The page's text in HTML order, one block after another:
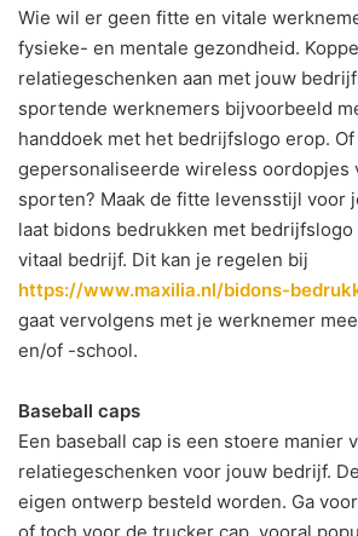
Wie wil er geen fitte en vitale
fysieke- en mentale gezondheid.
relatiegeschenken aan met jouw
sportende werknemers bijvoorbeeld
handdoek met het bedrijfslogo erop.
gepersonaliseerde wireless oordopjes
sporten? Maak de fitte levensstijl voor
laat bidons bedrukken met
vitaal bedrijf. Dit kan je regelen bij
https://www.maxilia.nl/bidons-
gaat vervolgens met je werknemer
en/of -school.
Baseball caps
Een baseball cap is een stoere manier
relatiegeschenken voor jouw bedrijf.
eigen ontwerp besteld worden. Ga